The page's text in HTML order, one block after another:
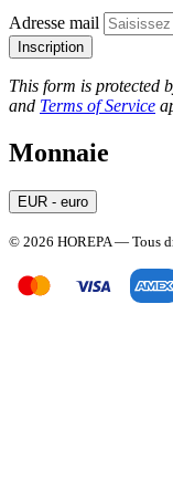
Adresse mail
Inscription
This form is protected
and Terms of Service
Monnaie
EUR - euro
© 2026 HOREPA — Tous